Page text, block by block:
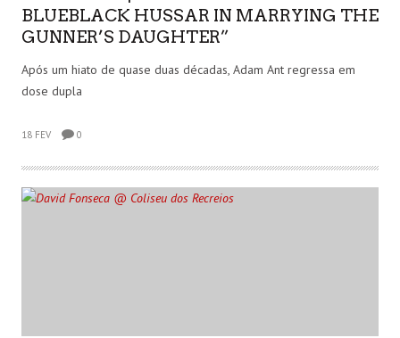
BLUEBLACK HUSSAR IN MARRYING THE
GUNNER’S DAUGHTER”
Após um hiato de quase duas décadas, Adam Ant regressa em
dose dupla
18 FEV 0